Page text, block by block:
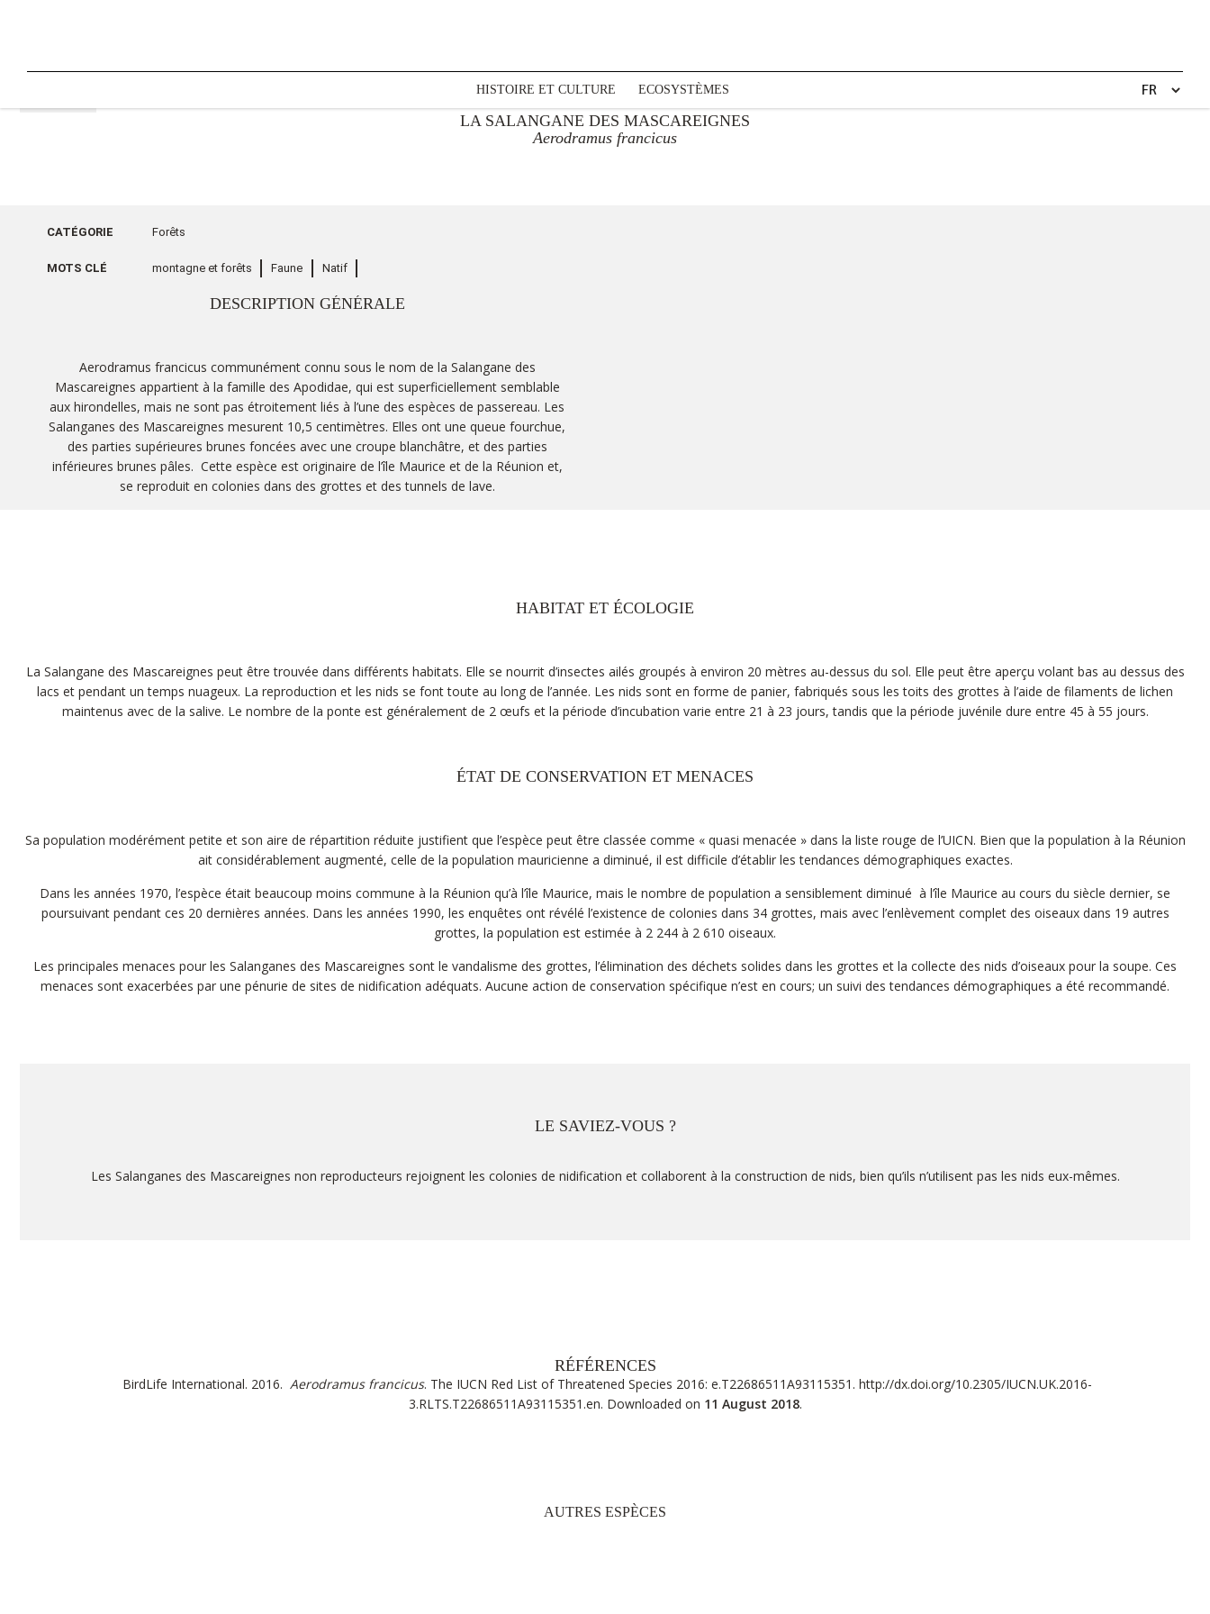
HISTOIRE ET CULTURE ECOSYSTÈMES
LA SALANGANE DES MASCAREIGNES
Aerodramus francicus
CATÉGORIE Forêts
MOTS CLÉ montagne et forêts Faune Natif
DESCRIPTION GÉNÉRALE
Aerodramus francicus communément connu sous le nom de la Salangane des
Mascareignes appartient à la famille des Apodidae, qui est superficiellement semblable
aux hirondelles, mais ne sont pas étroitement liés à l’une des espèces de passereau. Les
Salanganes des Mascareignes mesurent 10,5 centimètres. Elles ont une queue fourchue,
des parties supérieures brunes foncées avec une croupe blanchâtre, et des parties
inférieures brunes pâles. Cette espèce est originaire de l’île Maurice et de la Réunion et,
se reproduit en colonies dans des grottes et des tunnels de lave.
HABITAT ET ÉCOLOGIE
La Salangane des Mascareignes peut être trouvée dans différents habitats. Elle se nourrit d’insectes ailés groupés à environ 20 mètres au-dessus du sol. Elle peut être aperçu volant bas au dessus des
lacs et pendant un temps nuageux. La reproduction et les nids se font toute au long de l’année. Les nids sont en forme de panier, fabriqués sous les toits des grottes à l’aide de filaments de lichen
maintenus avec de la salive. Le nombre de la ponte est généralement de 2 œufs et la période d’incubation varie entre 21 à 23 jours, tandis que la période juvénile dure entre 45 à 55 jours.
ÉTAT DE CONSERVATION ET MENACES
Sa population modérément petite et son aire de répartition réduite justifient que l’espèce peut être classée comme « quasi menacée » dans la liste rouge de l’UICN. Bien que la population à la Réunion
ait considérablement augmenté, celle de la population mauricienne a diminué, il est difficile d’établir les tendances démographiques exactes.
Dans les années 1970, l’espèce était beaucoup moins commune à la Réunion qu’à l’île Maurice, mais le nombre de population a sensiblement diminué à l’île Maurice au cours du siècle dernier, se
poursuivant pendant ces 20 dernières années. Dans les années 1990, les enquêtes ont révélé l’existence de colonies dans 34 grottes, mais avec l’enlèvement complet des oiseaux dans 19 autres
grottes, la population est estimée à 2 244 à 2 610 oiseaux.
Les principales menaces pour les Salanganes des Mascareignes sont le vandalisme des grottes, l’élimination des déchets solides dans les grottes et la collecte des nids d’oiseaux pour la soupe. Ces
menaces sont exacerbées par une pénurie de sites de nidification adéquats. Aucune action de conservation spécifique n’est en cours; un suivi des tendances démographiques a été recommandé.
LE SAVIEZ-VOUS ?
Les Salanganes des Mascareignes non reproducteurs rejoignent les colonies de nidification et collaborent à la construction de nids, bien qu’ils n’utilisent pas les nids eux-mêmes.
RÉFÉRENCES
BirdLife International. 2016. Aerodramus francicus. The IUCN Red List of Threatened Species 2016: e.T22686511A93115351. http://dx.doi.org/10.2305/IUCN.UK.2016-
3.RLTS.T22686511A93115351.en. Downloaded on 11 August 2018.
AUTRES ESPÈCES